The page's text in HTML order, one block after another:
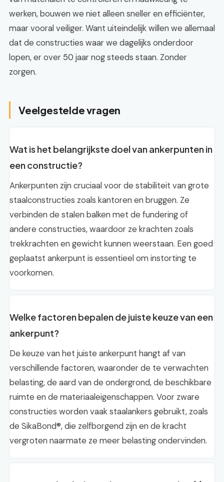
werken, bouwen we niet alleen sneller en efficiënter,
maar vooral veiliger. Want uiteindelijk willen we allemaal
dat de constructies waar we dagelijks onderdoor
lopen, er over 50 jaar nog steeds staan. Zonder
zorgen.
Veelgestelde vragen
Wat is het belangrijkste doel van ankerpunten in
een constructie?
Ankerpunten zijn cruciaal voor de stabiliteit van grote
staalconstructies zoals kantoren en bruggen. Ze
verbinden de stalen balken met de fundering of
andere constructies, waardoor ze krachten zoals
trekkrachten en gewicht kunnen weerstaan. Een goed
geplaatst ankerpunt is essentieel om instorting te
voorkomen.
Welke factoren bepalen de juiste keuze van een
ankerpunt?
De keuze van het juiste ankerpunt hangt af van
verschillende factoren, waaronder de te verwachten
belasting, de aard van de ondergrond, de beschikbare
ruimte en de materiaaleigenschappen. Voor zware
constructies worden vaak staalankers gebruikt, zoals
de SikaBond®, die zelfborgend zijn en de kracht
vergroten naarmate ze meer belasting ondervinden.